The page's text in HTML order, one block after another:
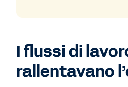
I flussi di
rallentavano